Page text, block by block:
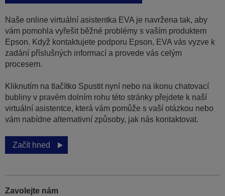
Naše online virtuální asistentka EVA je navržena tak, aby
vám pomohla vyřešit běžné problémy s vaším produktem
Epson. Když kontaktujete podporu Epson, EVA vás vyzve k
zadání příslušných informací a provede vás celým
procesem.
Kliknutím na tlačítko Spustit nyní nebo na ikonu chatovací
bubliny v pravém dolním rohu této stránky přejdete k naší
virtuální asistentce, která vám pomůže s vaší otázkou nebo
vám nabídne alternativní způsoby, jak nás kontaktovat.
Začít hned
Zavolejte nám